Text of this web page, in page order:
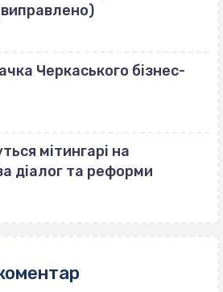
Черкаського бізнес-
мітингарі на
діалог та реформи